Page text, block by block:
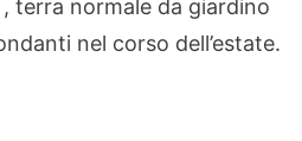
terra normale da giardino
nel corso dell’estate.